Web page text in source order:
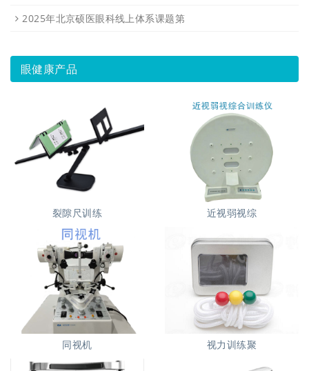
2025年北京硕医眼科线上体系课题第
眼健康产品
裂隙尺训练 近视弱视综
同视机 视力训练聚